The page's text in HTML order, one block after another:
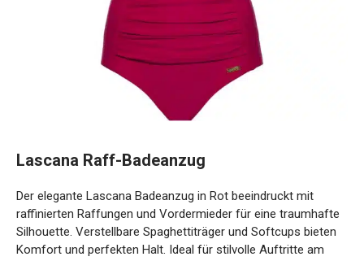
Lascana Raff-Badeanzug
Der elegante Lascana Badeanzug in Rot beeindruckt mit
raffinierten Raffungen und Vordermieder für eine traumhafte
Silhouette. Verstellbare Spaghettiträger und Softcups bieten
Komfort und perfekten Halt. Ideal für stilvolle Auftritte am